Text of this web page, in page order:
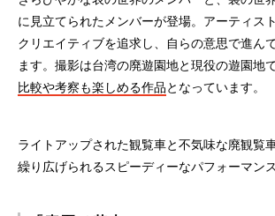
に見立てられたメンバーが登場。アーティス
クリエイティブを追求し、自らの意思で進ん
ます。撮影は台湾の廃遊園地と現役の遊園地
比較や考察も楽しめる作品となっています。
ライトアップされた観覧車と不気味な廃観覧
繰り広げられるスピーディーなパフォーマン